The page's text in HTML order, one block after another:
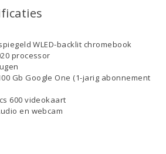
WLED-backlit chromebook
processor
Gb Google One (1-jarig abonnement
600 videokaart
en webcam